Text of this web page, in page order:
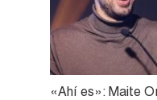
«Ahí es»: Maite